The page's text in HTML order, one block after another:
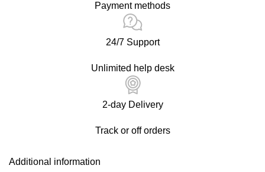
Payment methods
24/7 Support
Unlimited help desk
2-day Delivery
Track or off orders
Additional information